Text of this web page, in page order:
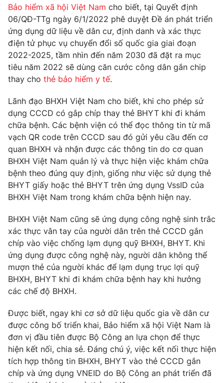
Thế giới đó đây
Câu chuyện quốc tế
Kinh tế
Tài chính
Thị trường
Góc doanh nghiệp
Dữ liệu và đời sống
Truyền hình
Phim VTV
Hậu trường
Nhân vật
Khán giả
Giải sao mai
Điện ảnh
Âm nhạc
Sao
Đời sống
Du lịch
Làm đẹp
Chất lượng cuộc sống
Giáo dục
Tuyển sinh
Học trực tuyến
Công nghệ
Hitech Công nghệ tương lai
Sản phẩm
Thị trường
Tư vấn
Lịch phát sóng
Chuyên mục khác
Emagazine
Photo Infographic
Video Shorts video
Bảo hiểm xã hội Việt Nam cho biết, tại Quyết định
06/QĐ-TTg ngày 6/1/2022 phê duyệt Đề án phát triển
ứng dụng dữ liệu về dân cư, định danh và xác thực
điện tử phục vụ chuyển đổi số quốc gia giai đoạn
2022-2025, tầm nhìn đến năm 2030 đã đặt ra mục
tiêu năm 2022 sẽ dùng căn cước công dân gắn chip
thay cho thẻ bảo hiểm y tế.
Lãnh đạo BHXH Việt Nam cho biết, khi cho phép sử
dụng CCCD có gắp chíp thay thẻ BHYT khi đi khám
chữa bệnh. Các bệnh viện có thể đọc thông tin từ mã
vạch QR code trên CCCD sau đó gửi yêu cầu đến cơ
quan BHXH và nhận được các thông tin do cơ quan
BHXH Việt Nam quản lý và thực hiện việc khám chữa
bệnh theo đúng quy định, giống như việc sử dụng thẻ
BHYT giấy hoặc thẻ BHYT trên ứng dụng VssID của
BHXH Việt Nam trong khám chữa bệnh hiện nay.
BHXH Việt Nam cũng sẽ ứng dụng công nghệ sinh trắc
xác thực vân tay của người dân trên thẻ CCCD gắn
chíp vào việc chống lạm dụng quỹ BHXH, BHYT. Khi
ứng dụng được công nghệ này, người dân không thể
mượn thẻ của người khác để lạm dụng trục lợi quỹ
BHXH, BHYT khi đi khám chữa bệnh hay khi hưởng
các chế độ BHXH.
Được biết, ngay khi cơ sở dữ liệu quốc gia về dân cư
được công bố triển khai, Bảo hiểm xã hội Việt Nam là
đơn vị đầu tiên được Bộ Công an lựa chọn để thực
hiện kết nối, chia sẻ. Đáng chú ý, việc kết nối thực hiện
tích hợp thông tin BHXH, BHYT vào thẻ CCCD gắn
chíp và ứng dụng VNEID do Bộ Công an phát triển đã